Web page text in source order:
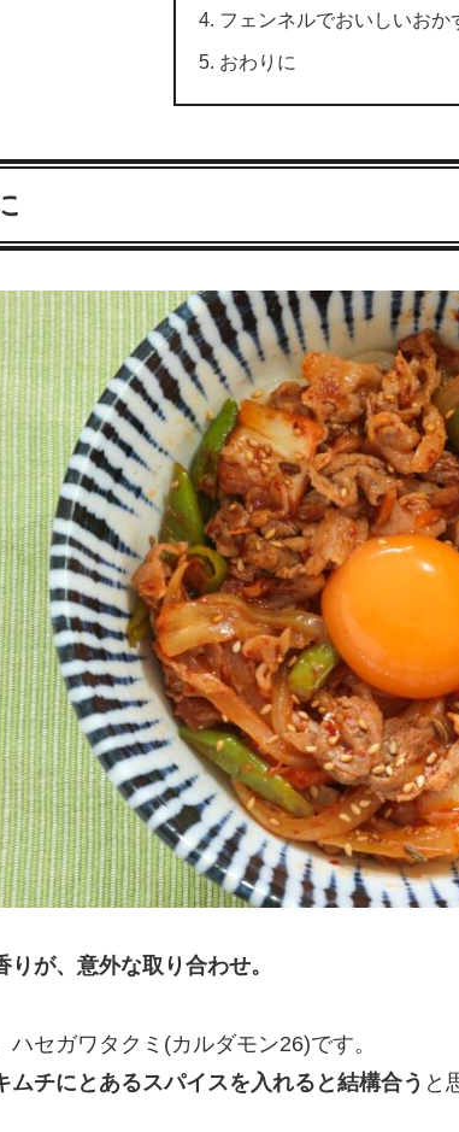
フェンネルでおいしいおか
おわりに
りが、意外な取り合わせ。
ハセガワタクミ(カルダモン26)です。
ムチにとあるスパイスを入れると結構合う と